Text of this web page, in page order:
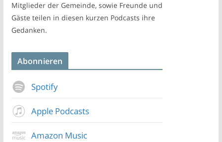
Mitglieder der Gemeinde, sowie Freunde und
Gäste teilen in diesen kurzen Podcasts ihre
Gedanken.
Abonnieren
Spotify
Apple Podcasts
Amazon Music